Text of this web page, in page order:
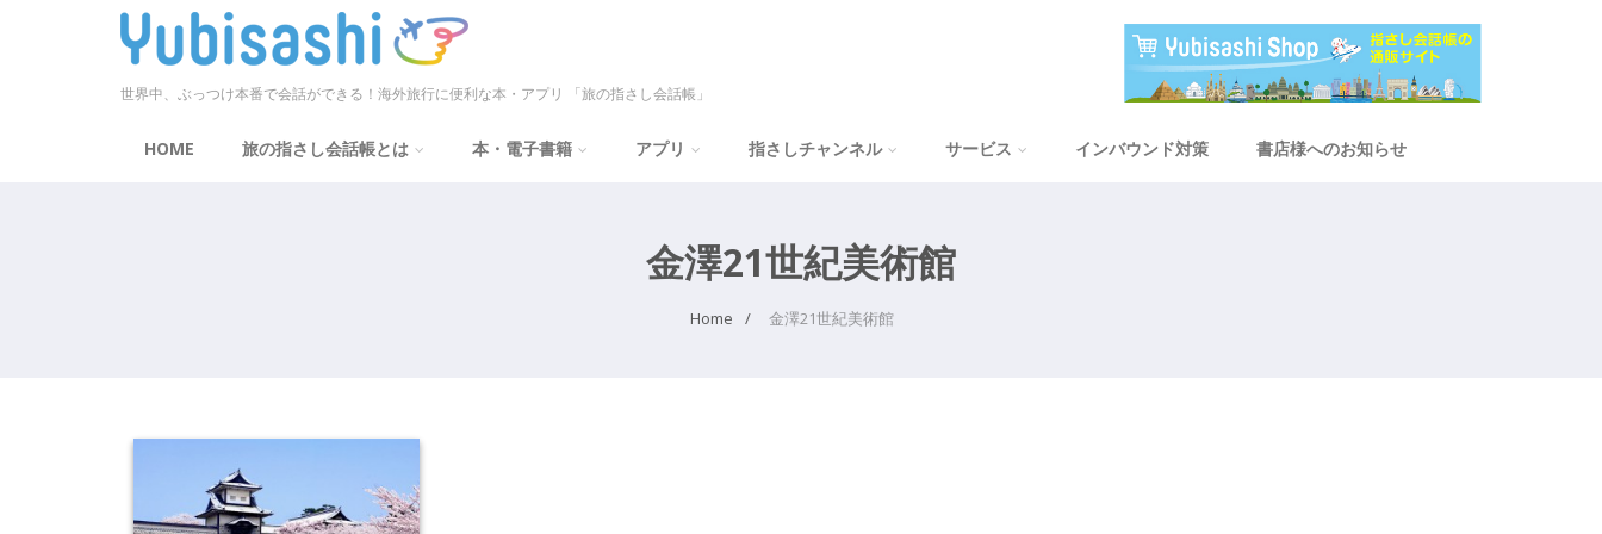
世界中、ぶっつけ本番で会話ができる！海外旅行に便利な本・アプリ 「旅の指さし会話帳」
HOME 旅の指さし会話帳とは 本・電子書籍 アプリ 指さしチャンネル サービス インバウンド対策 書店様へのお知らせ
金澤21世紀美術館
Home 金澤21世紀美術館